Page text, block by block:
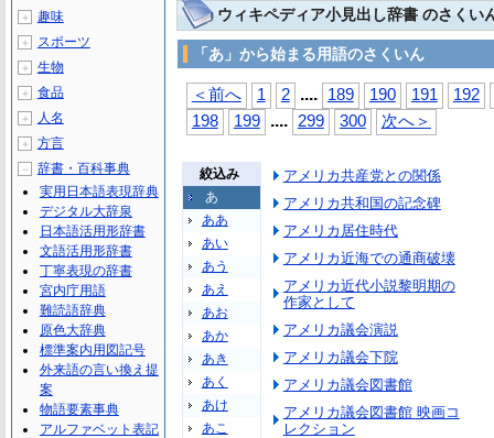
ウィキペディア小見出し辞書 のさくい
「あ」から始まる用語のさくいん
＜前へ 1 2 .... 189 190 191
192
198
199 .... 299 300 次へ＞
絞込み
あ
ああ
あい
あう
あえ
あお
あか
あき
あく
あけ
あこ
アメリカ共産党との関係
アメリカ共和国の記念碑
アメリカ居住時代
アメリカ近海での通商破壊
アメリカ近代小説黎明期の
作家として
アメリカ議会演説
アメリカ議会下院
アメリカ議会図書館
アメリカ議会図書館 映画コ
レクション
＋ 趣味
＋ スポーツ
＋ 生物
＋ 食品
＋ 人名
＋ 方言
－
辞書・百科事典
実用日本語表現辞典
デジタル大辞泉
日本語活用形辞書
文語活用形辞書
丁寧表現の辞書
宮内庁用語
難読語辞典
原色大辞典
標準案内用図記号
外来語の言い換え提
案
物語要素事典
アルファベット表記